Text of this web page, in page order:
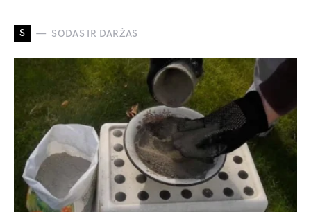
S SODAS IR DARŽAS